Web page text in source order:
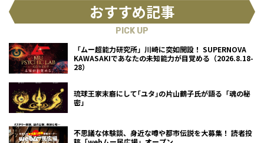
おすすめ記事
PICK UP
「ムー超能力研究所」川崎に突如開設！ SUPERNOVA
KAWASAKIであなたの未知能力が目覚める（2026.8.18-
28）
琉球王家末裔にして｢ユタ｣の片山鶴子氏が語る「魂の秘
密」
不思議な体験談、身近な噂や都市伝説を大募集！ 読者投